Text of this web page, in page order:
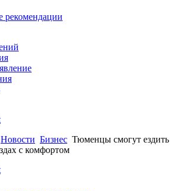
рекомендации
Новости Бизнес Тюменцы смогут ездить
с комфортом